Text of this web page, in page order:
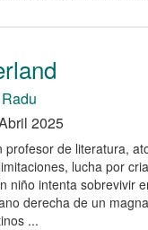
2025
profesor de literatura,
lucha por
niño intenta sobrevivir
derecha de un
...